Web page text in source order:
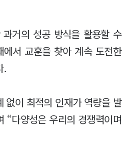
거의 성공 방식을 활용할 수
서 교훈을 찾아 계속 도전한
.
없이 최적의 인재가 역량을 발
“다양성은 우리의 경쟁력이며